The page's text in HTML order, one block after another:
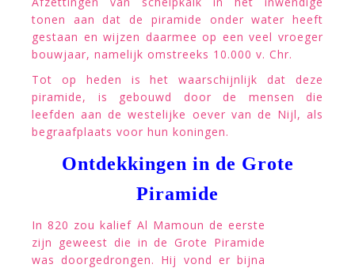
tonen aan dat de piramide onder water heeft
gestaan en wijzen daarmee op een veel vroeger
bouwjaar, namelijk omstreeks 10.000 v. Chr.
Tot op heden is het waarschijnlijk dat deze
piramide, is gebouwd door de mensen die
leefden aan de westelijke oever van de Nijl, als
begraafplaats voor hun koningen.
Ontdekkingen in de Grote
Piramide
In 820 zou kalief Al Mamoun de eerste
zijn geweest die in de Grote Piramide
was doorgedrongen. Hij vond er bijna